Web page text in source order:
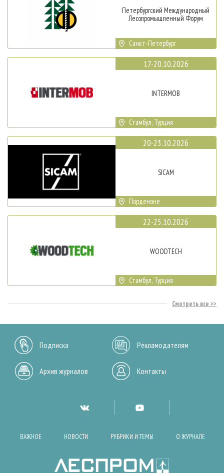
Петербургский Международный
Лесопромышленный Форум
Санкт-Петербург
17-20.10.2026
INTERMOB
Стамбул, Турция
20-23.10.2026
SICAM
Порденоне
22-25.10.2026
WOODTECH
Стамбул, Турция
Смотреть все
Подписка Рекламодателям
Архив журналов Контакты
ВАЖНОЕ НОВОСТИ РУБРИКИ И ТЕМЫ О ЖУРНАЛЕ